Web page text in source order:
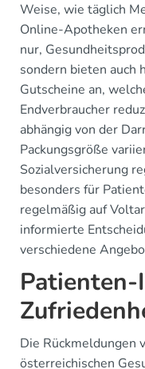
Weise, wie täglich
Online-Apotheken
nur,
sondern bieten auch
Gutscheine an,
Endverbraucher
abhängig von der
Packungsgröße
Sozialversicherung
besonders für
regelmäßig auf
informierte
verschiedene
Die Rückmeldungen
österreichischen